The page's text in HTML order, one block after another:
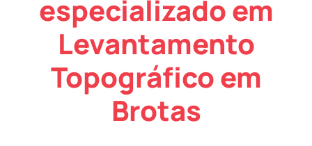
especializado em
Levantamento
Topográfico em
Brotas